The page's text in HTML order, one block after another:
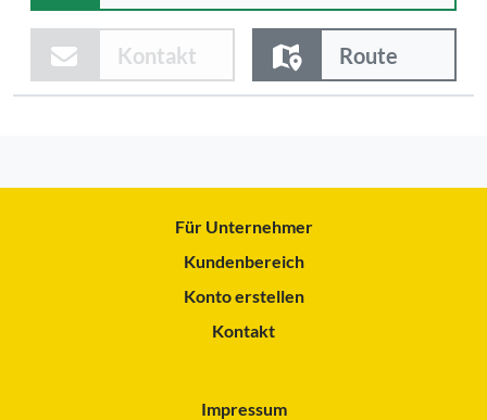
Kontakt Route
Für Unternehmer
Kundenbereich
Konto erstellen
Kontakt
Impressum